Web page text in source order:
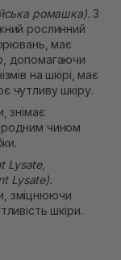
ромашка). З
рослинний
має
допомагаючи
на шкірі, має
чутливу шкіру.
знімає
чином
Lysate,
Lysate).
зміцнюючи
шкіри.